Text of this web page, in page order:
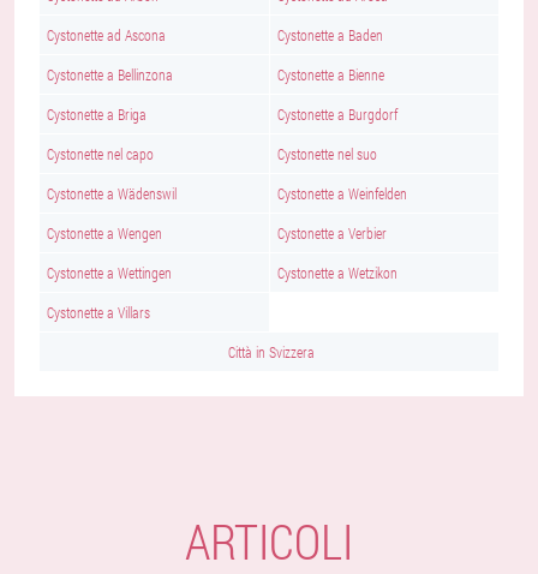
Cystonette ad Ascona Cystonette a Baden
Cystonette a Bellinzona Cystonette a Bienne
Cystonette a Briga Cystonette a Burgdorf
Cystonette nel capo Cystonette nel suo
Cystonette a Wädenswil Cystonette a Weinfelden
Cystonette a Wengen Cystonette a Verbier
Cystonette a Wettingen Cystonette a Wetzikon
Cystonette a Villars
Città in Svizzera
ARTICOLI